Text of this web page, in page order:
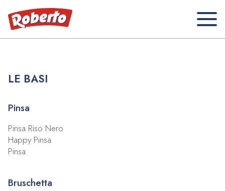
LE BASI
Pinsa
Pinsa Riso Nero
Happy Pinsa
Pinsa
Bruschetta